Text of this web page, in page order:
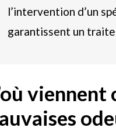
l’intervention d’un
garantissent un
viennent